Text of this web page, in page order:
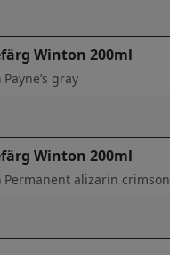
Winton 200ml
Payne’s gray
Winton 200ml
Permanent alizarin crimson